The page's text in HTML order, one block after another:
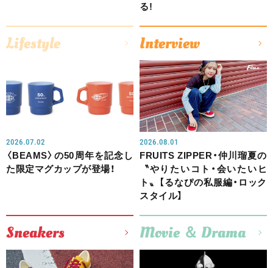
る!
Lifestyle
2026.07.02
〈BEAMS〉の50周年を記念し
た限定マグカップが登場！
Interview
2026.08.01
FRUITS ZIPPER・仲川瑠夏の
〝やりたいコト・会いたいヒ
ト〟【るなぴの私服編・ロック
スタイル】
Sneakers Movie ＆ Drama